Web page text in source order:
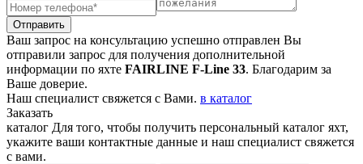
Отправить
Ваш запрос на консультацию успешно отправлен Вы
отправили запрос для получения дополнительной
информации по яхте FAIRLINE F-Line 33. Благодарим за
Ваше доверие.
Наш специалист свяжется с Вами. в каталог
Заказать
каталог Для того, чтобы получить персональный каталог яхт,
укажите ваши контактные данные и наш специалист свяжется
с вами.